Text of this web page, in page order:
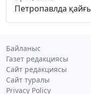
Петропавлда
Байланыс
Газет редакциясы
Сайт редакциясы
Сайт туралы
Privacy Policy